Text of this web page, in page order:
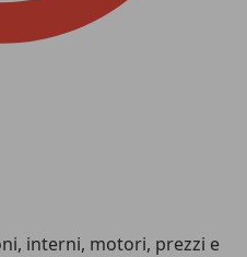
interni, motori, prezzi e